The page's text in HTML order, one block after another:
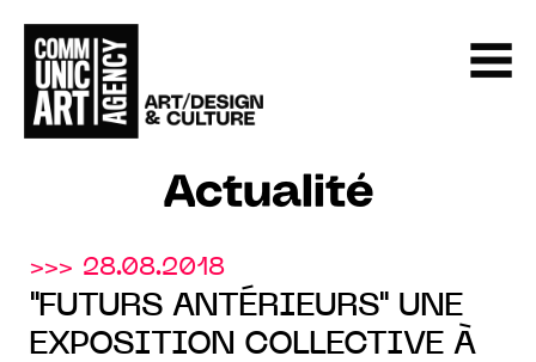
Actualité
>>> 28.08.2018
"FUTURS ANTÉRIEURS" UNE
EXPOSITION COLLECTIVE À